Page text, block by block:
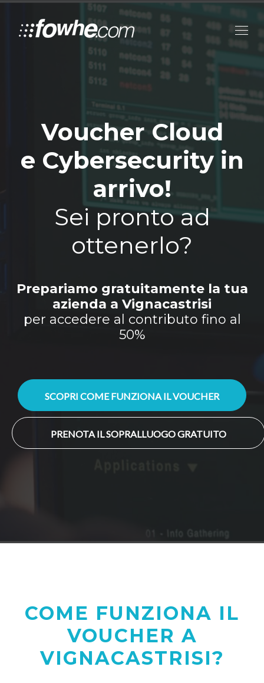
Voucher Cloud
e Cybersecurity in
arrivo!
Sei pronto ad
ottenerlo?
Prepariamo gratuitamente la tua
azienda a Vignacastrisi
per accedere al contributo fino al
50%
SCOPRI COME FUNZIONA IL VOUCHER
PRENOTA IL SOPRALLUOGO GRATUITO
COME FUNZIONA IL
VOUCHER A
VIGNACASTRISI?